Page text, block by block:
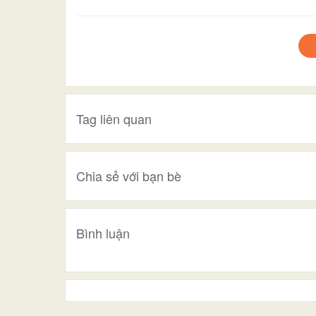
Tag liên quan
Chia sẻ với bạn bè
Bình luận